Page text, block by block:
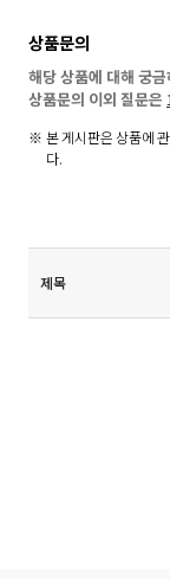
상품문의
해당 상품에 대해 궁
상품문의 이외 질문은
본 게시판은 상품에
다.
제목